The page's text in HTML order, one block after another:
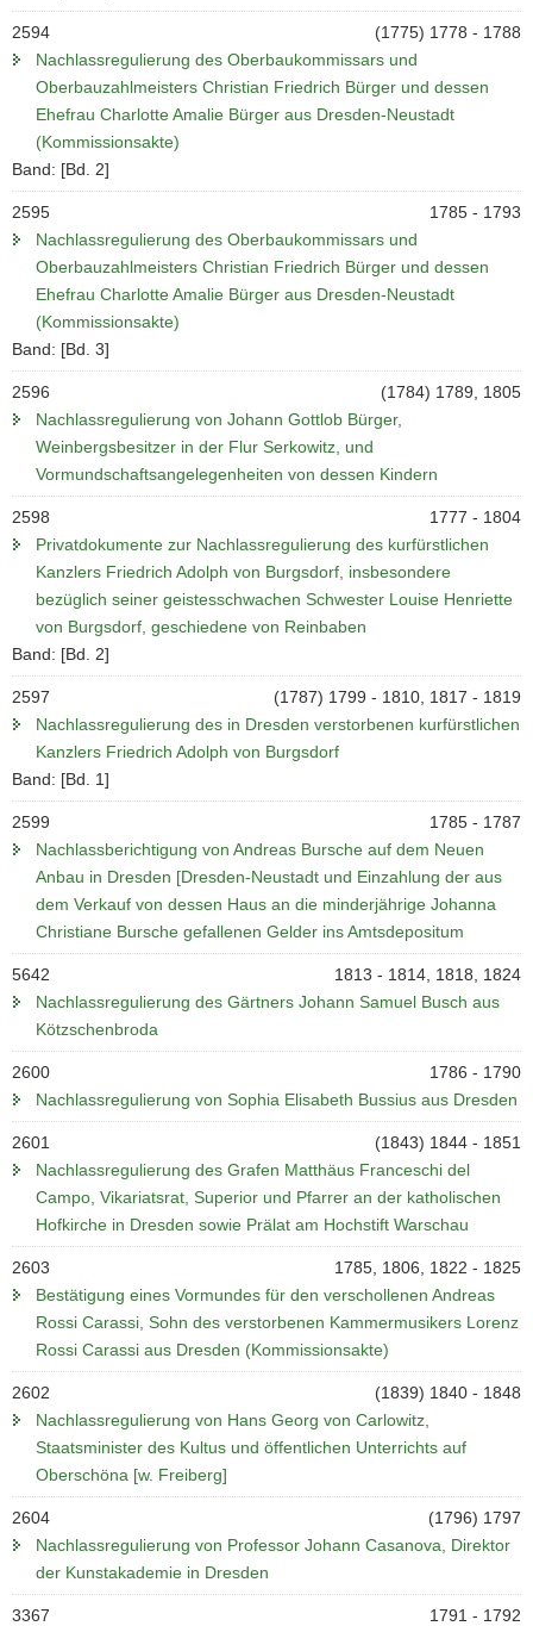
2594
(1775) 1778 - 1788
Nachlassregulierung des Oberbaukommissars und
Oberbauzahlmeisters Christian Friedrich Bürger und dessen
Ehefrau Charlotte Amalie Bürger aus Dresden-Neustadt
(Kommissionsakte)
Band: [Bd. 2]
2595
1785 - 1793
Nachlassregulierung des Oberbaukommissars und
Oberbauzahlmeisters Christian Friedrich Bürger und dessen
Ehefrau Charlotte Amalie Bürger aus Dresden-Neustadt
(Kommissionsakte)
Band: [Bd. 3]
2596
(1784) 1789, 1805
Nachlassregulierung von Johann Gottlob Bürger,
Weinbergsbesitzer in der Flur Serkowitz, und
Vormundschaftsangelegenheiten von dessen Kindern
2598
1777 - 1804
Privatdokumente zur Nachlassregulierung des kurfürstlichen
Kanzlers Friedrich Adolph von Burgsdorf, insbesondere
bezüglich seiner geistesschwachen Schwester Louise Henriette
von Burgsdorf, geschiedene von Reinbaben
Band: [Bd. 2]
2597
(1787) 1799 - 1810, 1817 - 1819
Nachlassregulierung des in Dresden verstorbenen kurfürstlichen
Kanzlers Friedrich Adolph von Burgsdorf
Band: [Bd. 1]
2599
1785 - 1787
Nachlassberichtigung von Andreas Bursche auf dem Neuen
Anbau in Dresden [Dresden-Neustadt und Einzahlung der aus
dem Verkauf von dessen Haus an die minderjährige Johanna
Christiane Bursche gefallenen Gelder ins Amtsdepositum
5642
1813 - 1814, 1818, 1824
Nachlassregulierung des Gärtners Johann Samuel Busch aus
Kötzschenbroda
2600
1786 - 1790
Nachlassregulierung von Sophia Elisabeth Bussius aus Dresden
2601
(1843) 1844 - 1851
Nachlassregulierung des Grafen Matthäus Franceschi del
Campo, Vikariatsrat, Superior und Pfarrer an der katholischen
Hofkirche in Dresden sowie Prälat am Hochstift Warschau
2603
1785, 1806, 1822 - 1825
Bestätigung eines Vormundes für den verschollenen Andreas
Rossi Carassi, Sohn des verstorbenen Kammermusikers Lorenz
Rossi Carassi aus Dresden (Kommissionsakte)
2602
(1839) 1840 - 1848
Nachlassregulierung von Hans Georg von Carlowitz,
Staatsminister des Kultus und öffentlichen Unterrichts auf
Oberschöna [w. Freiberg]
2604
(1796) 1797
Nachlassregulierung von Professor Johann Casanova, Direktor
der Kunstakademie in Dresden
3367
1791 - 1792